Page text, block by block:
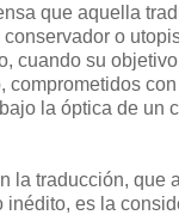
que aquella
o
cuando su objetivo
comprometidos
la óptica de un
la traducción, que
inédito, es la